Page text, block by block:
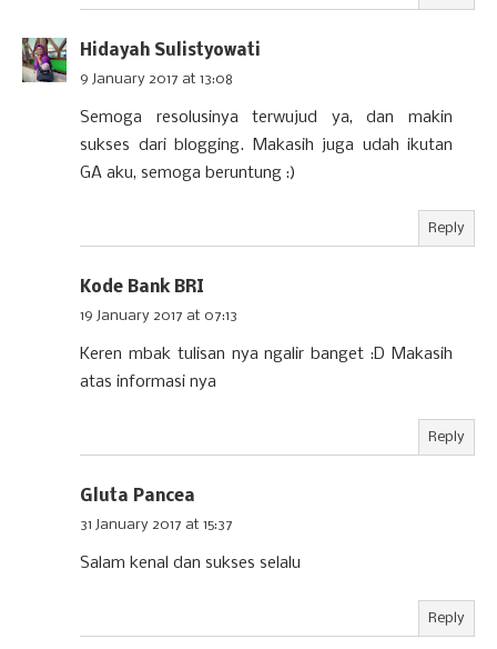
Hidayah Sulistyowati
9 January 2017 at 13:08
Semoga resolusinya terwujud ya, dan makin
sukses dari blogging. Makasih juga udah ikutan
GA aku, semoga beruntung :)
Reply
Kode Bank BRI
19 January 2017 at 07:13
Keren mbak tulisan nya ngalir banget :D Makasih
atas informasi nya
Reply
Gluta Pancea
31 January 2017 at 15:37
Salam kenal dan sukses selalu
Reply